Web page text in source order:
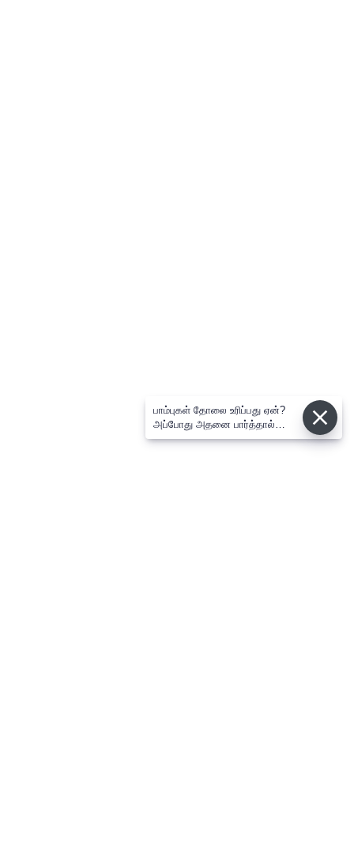
பாம்புகள் தோலை உரிப்பது ஏன்?
அப்போது அதனை பார்த்தால்
பழிவாங்குமா?